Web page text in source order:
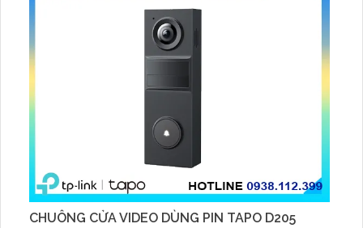
CHUÔNG CỬA VIDEO DÙNG PIN TAPO D205